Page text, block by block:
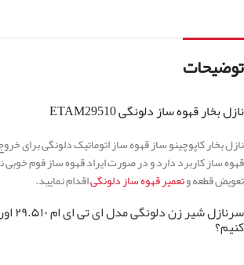
توضیحات
نازل بخار قهوه ساز دلونگی ETAM29510
نازل بخار کاپوچینو ساز قهوه ساز اتوماتیک دلونگی برای
قهوه ساز کاربرد دارد و در صورت ایراد قهوه ساز فوم
تعویض قطعه وتعمیر قهوه ساز دلونگیاقدام نمایید.
کنیم؟